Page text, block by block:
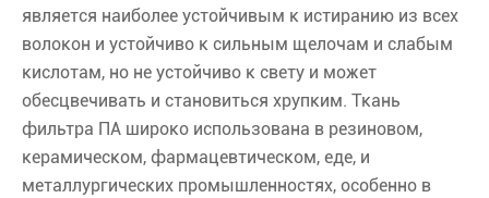
является наиболее устойчивым к истиранию из всех
волокон и устойчиво к сильным щелочам и слабым
кислотам, но не устойчиво к свету и может
обесцвечивать и становиться хрупким. Ткань
фильтра ПА широко использована в резиновом,
керамическом, фармацевтическом, еде, и
металлургических промышленностях, особенно в